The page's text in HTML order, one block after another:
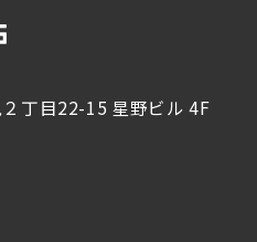
丁目22-15 星野ビル 4F